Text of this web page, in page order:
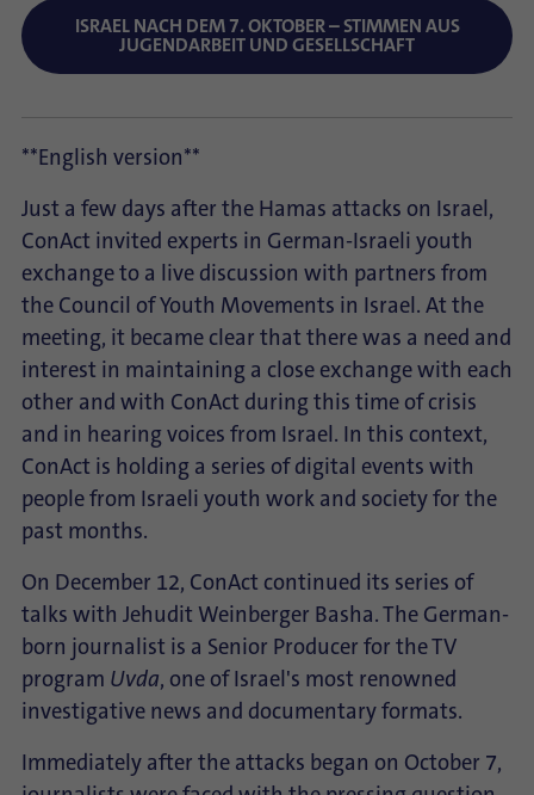
ISRAEL NACH DEM 7. OKTOBER – STIMMEN AUS
JUGENDARBEIT UND GESELLSCHAFT
**English version**
Just a few days after the Hamas attacks on Israel,
ConAct invited experts in German-Israeli youth
exchange to a live discussion with partners from
the Council of Youth Movements in Israel. At the
meeting, it became clear that there was a need and
interest in maintaining a close exchange with each
other and with ConAct during this time of crisis
and in hearing voices from Israel. In this context,
ConAct is holding a series of digital events with
people from Israeli youth work and society for the
past months.
On December 12, ConAct continued its series of
talks with Jehudit Weinberger Basha. The German-
born journalist is a Senior Producer for the TV
program Uvda, one of Israel's most renowned
investigative news and documentary formats.
Immediately after the attacks began on October 7,